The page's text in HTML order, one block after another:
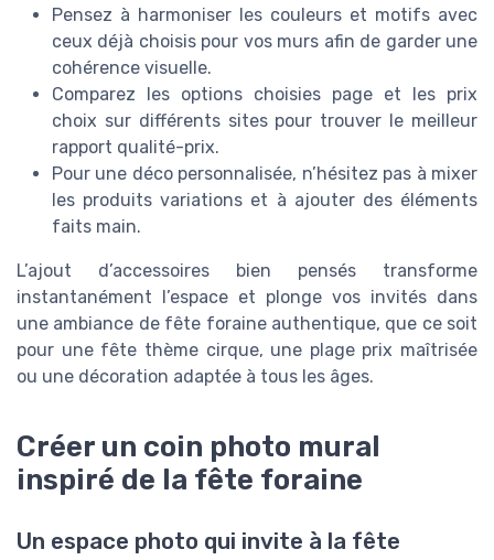
Pensez à harmoniser les couleurs et motifs avec
ceux déjà choisis pour vos murs afin de garder une
cohérence visuelle.
Comparez les options choisies page et les prix
choix sur différents sites pour trouver le meilleur
rapport qualité-prix.
Pour une déco personnalisée, n’hésitez pas à mixer
les produits variations et à ajouter des éléments
faits main.
L’ajout d’accessoires bien pensés transforme
instantanément l’espace et plonge vos invités dans
une ambiance de fête foraine authentique, que ce soit
pour une fête thème cirque, une plage prix maîtrisée
ou une décoration adaptée à tous les âges.
Créer un coin photo mural
inspiré de la fête foraine
Un espace photo qui invite à la fête